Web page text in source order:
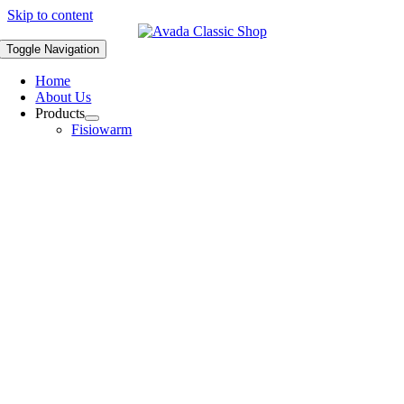
Skip to content
Toggle Navigation
Home
About Us
Products
Fisiowarm